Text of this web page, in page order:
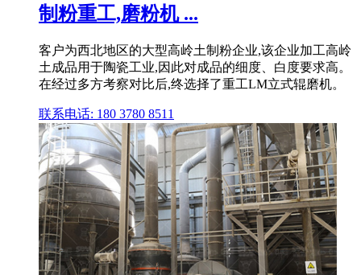
制粉重工,磨粉机 ...
客户为西北地区的大型高岭土制粉企业,该企业加工高岭
土成品用于陶瓷工业,因此对成品的细度、白度要求高。
在经过多方考察对比后,终选择了重工LM立式辊磨机。
联系电话: 180 3780 8511